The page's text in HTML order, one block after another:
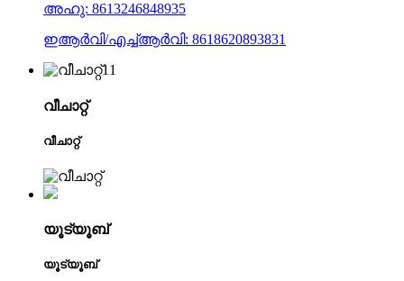
അഹു: 8613246848935
ഇആർവി/എച്ച്ആർവി: 8618620893831
വീചാറ്റ്
വീചാറ്റ്
യൂട്യൂബ്
യൂട്യൂബ്